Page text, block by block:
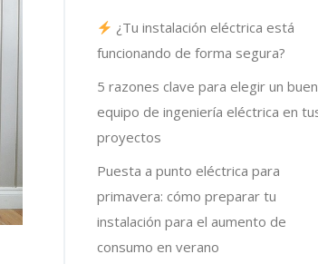
¿Tu instalación eléctrica está
funcionando de forma segura?
5 razones clave para elegir un buen
equipo de ingeniería eléctrica en
proyectos
Puesta a punto eléctrica para
primavera: cómo preparar tu
instalación para el aumento de
consumo en verano